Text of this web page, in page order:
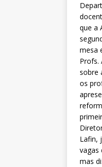
que a
mesa
Profs.
sobre
os
Lafin,
vagas
mas